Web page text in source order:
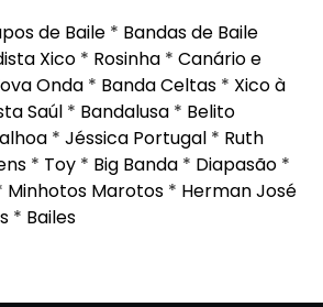
de Baile * Bandas de Baile
Xico * Rosinha * Canário e
Onda * Banda Celtas * Xico à
Saúl * Bandalusa * Belito
* Jéssica Portugal * Ruth
* Toy * Big Banda * Diapasão *
Minhotos Marotos * Herman José
* Bailes